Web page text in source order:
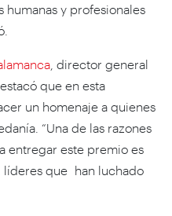
humanas y profesionales
, director general
que en esta
un homenaje a quienes
“Una de las razones
entregar este premio es
líderes que han luchado